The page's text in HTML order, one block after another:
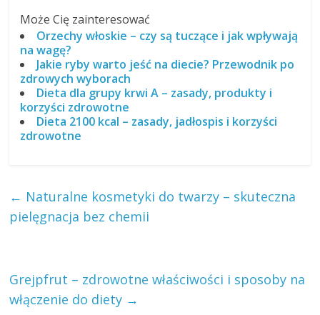
Może Cię zainteresować
Orzechy włoskie – czy są tuczące i jak wpływają
na wagę?
Jakie ryby warto jeść na diecie? Przewodnik po
zdrowych wyborach
Dieta dla grupy krwi A – zasady, produkty i
korzyści zdrowotne
Dieta 2100 kcal – zasady, jadłospis i korzyści
zdrowotne
← Naturalne kosmetyki do twarzy – skuteczna
pielęgnacja bez chemii
Grejpfrut – zdrowotne właściwości i sposoby na
włączenie do diety →